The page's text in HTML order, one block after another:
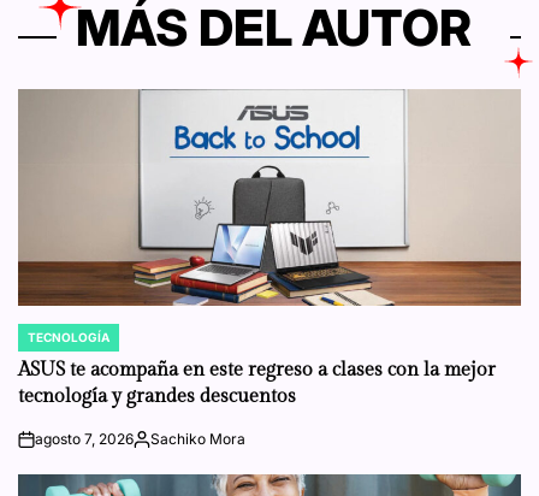
MÁS DEL AUTOR
POSTED
IN
TECNOLOGÍA
ASUS te acompaña en este regreso a clases con la mejor
tecnología y grandes descuentos
onagosto 7, 2026Posted
Sachiko Mora